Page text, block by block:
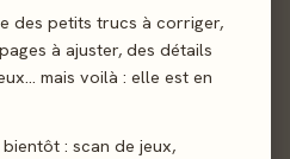
des petits trucs à corriger,
à ajuster, des détails
mais voilà : elle est en
: scan de jeux,
sur le site internetLes
plus claires possibles (sous
ne saurions certifier
les informations répandues
de notre fait ou non. En